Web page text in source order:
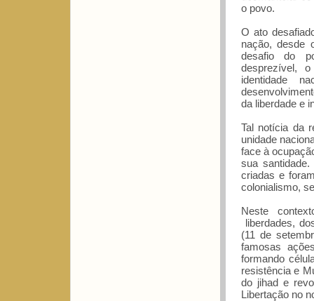
o povo.
O ato
nação, desde
desafio do
desprezível,
identidade
da liberdade e
Tal notícia da
unidade
face à
sua
criadas e
colonialismo,
Neste
liberdades,
(11 de
famosas
formando
resistência e
do jihad e
Libertação no